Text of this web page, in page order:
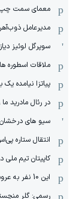
معمای سمت چپ
مدیرعامل
سوپرگل لوئیز
ملاقات اسطوره
پیاتزا نیامده
در رئال مادرید
سیو های درخشان
انتقال ستاره
کاپیتان تیم ملی
این 10 نفر به عروسی رونالدو دعوت نمی‌شوند!
رسمی: گلر